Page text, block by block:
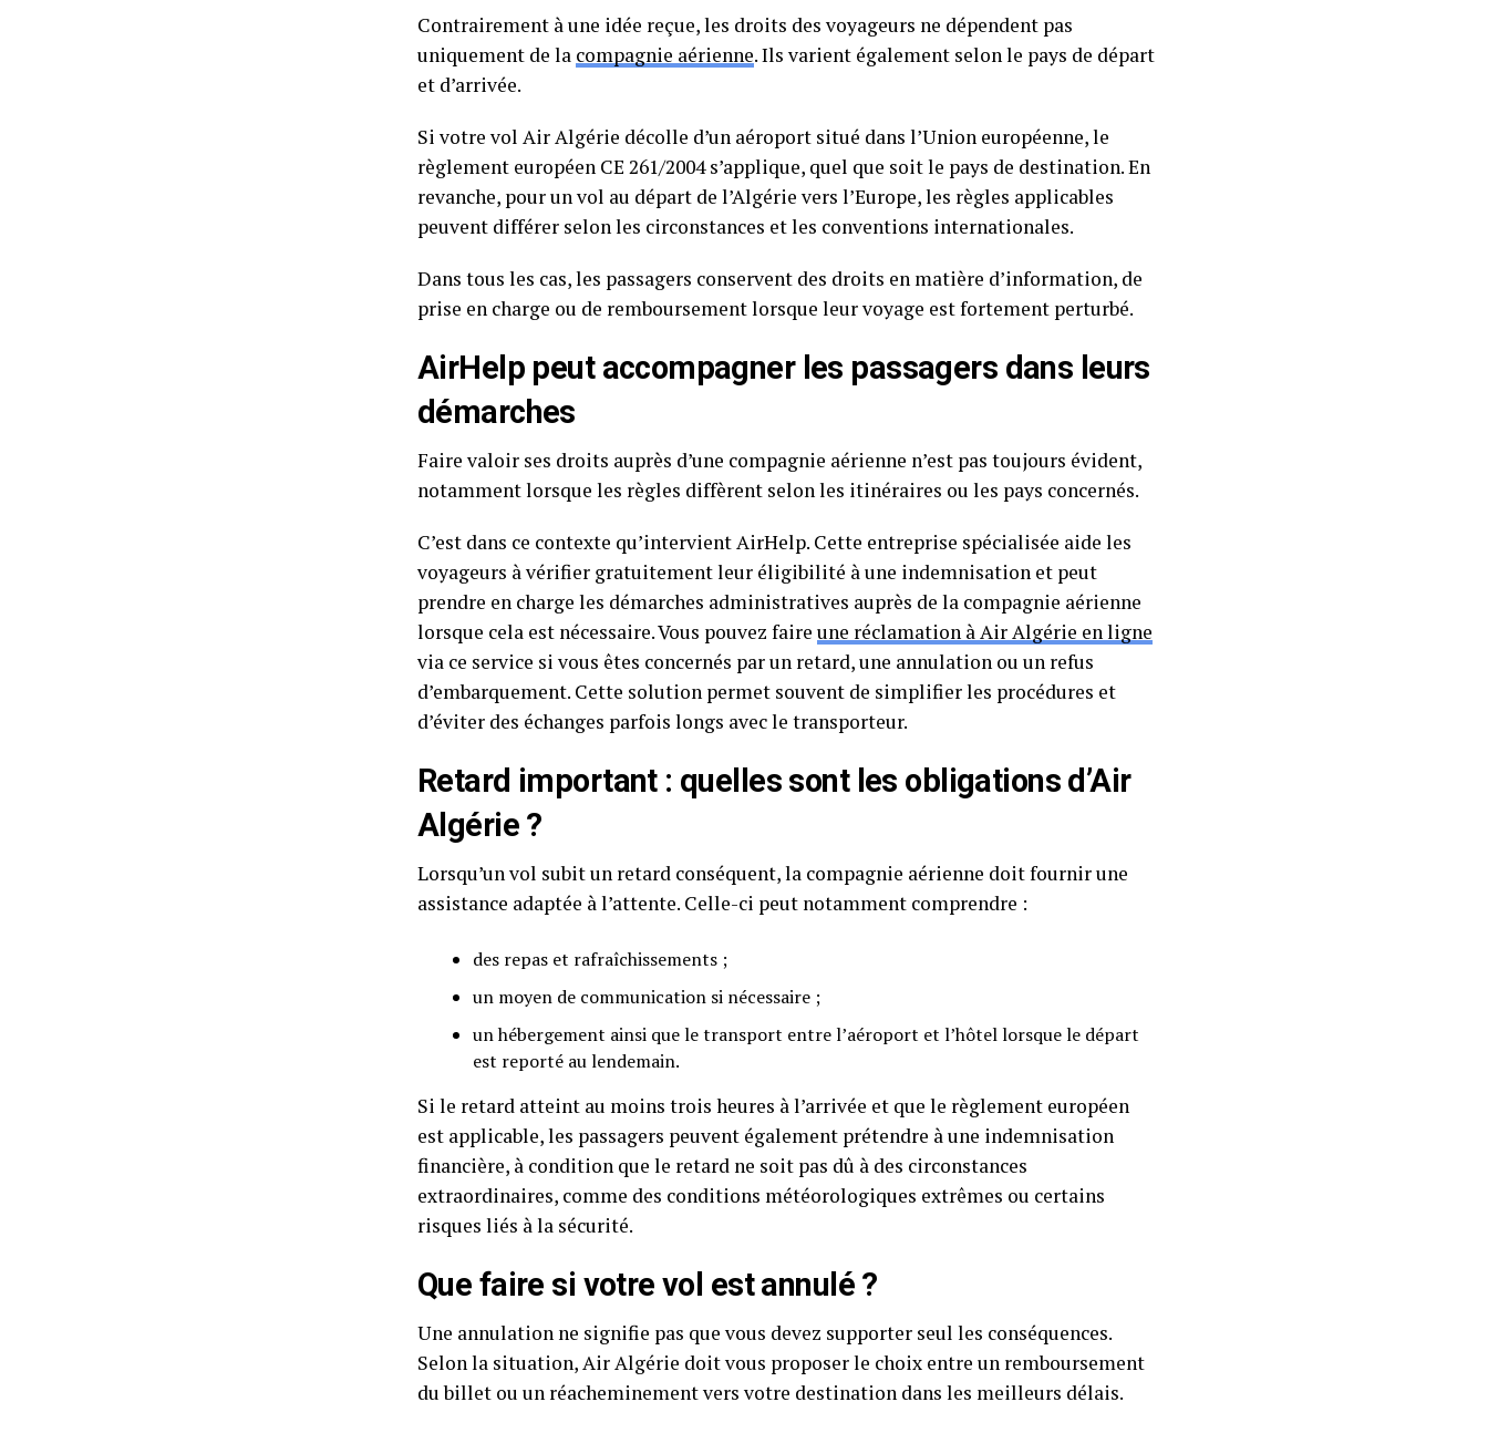
Contrairement à une idée reçue, les droits des voyageurs ne dépendent pas
uniquement de la compagnie aérienne. Ils varient également selon le pays de départ
et d’arrivée.
Si votre vol Air Algérie décolle d’un aéroport situé dans l’Union européenne, le
règlement européen CE 261/2004 s’applique, quel que soit le pays de destination. En
revanche, pour un vol au départ de l’Algérie vers l’Europe, les règles applicables
peuvent différer selon les circonstances et les conventions internationales.
Dans tous les cas, les passagers conservent des droits en matière d’information, de
prise en charge ou de remboursement lorsque leur voyage est fortement perturbé.
AirHelp peut accompagner les passagers dans leurs
démarches
Faire valoir ses droits auprès d’une compagnie aérienne n’est pas toujours évident,
notamment lorsque les règles diffèrent selon les itinéraires ou les pays concernés.
C’est dans ce contexte qu’intervient AirHelp. Cette entreprise spécialisée aide les
voyageurs à vérifier gratuitement leur éligibilité à une indemnisation et peut
prendre en charge les démarches administratives auprès de la compagnie aérienne
lorsque cela est nécessaire. Vous pouvez faire une réclamation à Air Algérie en ligne
via ce service si vous êtes concernés par un retard, une annulation ou un refus
d’embarquement. Cette solution permet souvent de simplifier les procédures et
d’éviter des échanges parfois longs avec le transporteur.
Retard important : quelles sont les obligations d’Air
Algérie ?
Lorsqu’un vol subit un retard conséquent, la compagnie aérienne doit fournir une
assistance adaptée à l’attente. Celle-ci peut notamment comprendre :
des repas et rafraîchissements ;
un moyen de communication si nécessaire ;
un hébergement ainsi que le transport entre l’aéroport et l’hôtel lorsque le départ
est reporté au lendemain.
Si le retard atteint au moins trois heures à l’arrivée et que le règlement européen
est applicable, les passagers peuvent également prétendre à une indemnisation
financière, à condition que le retard ne soit pas dû à des circonstances
extraordinaires, comme des conditions météorologiques extrêmes ou certains
risques liés à la sécurité.
Que faire si votre vol est annulé ?
Une annulation ne signifie pas que vous devez supporter seul les conséquences.
Selon la situation, Air Algérie doit vous proposer le choix entre un remboursement
du billet ou un réacheminement vers votre destination dans les meilleurs délais.